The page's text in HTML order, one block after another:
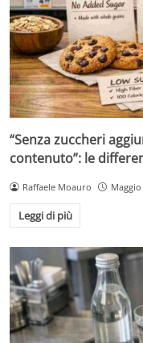
“Senza zuccheri
contenuto”: le
Raffaele Moauro Maggio
Leggi di più